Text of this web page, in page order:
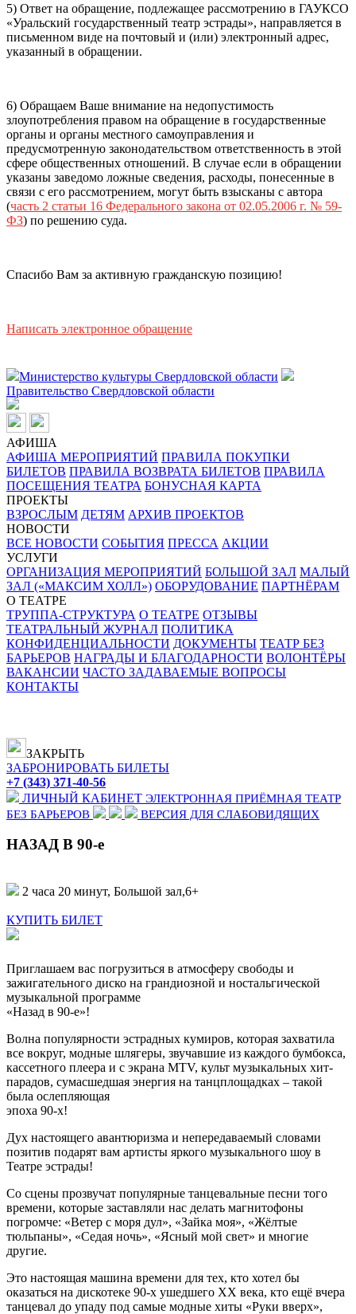
5) Ответ на обращение, подлежащее рассмотрению в ГАУКСО
«Уральский государственный театр эстрады», направляется в
письменном виде на почтовый и (или) электронный адрес,
указанный в обращении.
6) Обращаем Ваше внимание на недопустимость
злоупотребления правом на обращение в государственные
органы и органы местного самоуправления и
предусмотренную законодательством ответственность в этой
сфере общественных отношений. В случае если в обращении
указаны заведомо ложные сведения, расходы, понесенные в
связи с его рассмотрением, могут быть взысканы с автора
(часть 2 статьи 16 Федерального закона от 02.05.2006 г. № 59-
ФЗ) по решению суда.
Спасибо Вам за активную гражданскую позицию!
Написать электронное обращение
Министерство культуры Свердловской области
Правительство Свердловской области
АФИША
АФИША МЕРОПРИЯТИЙ ПРАВИЛА ПОКУПКИ
БИЛЕТОВ ПРАВИЛА ВОЗВРАТА БИЛЕТОВ ПРАВИЛА
ПОСЕЩЕНИЯ ТЕАТРА БОНУСНАЯ КАРТА
ПРОЕКТЫ
ВЗРОСЛЫМ ДЕТЯМ АРХИВ ПРОЕКТОВ
НОВОСТИ
ВСЕ НОВОСТИ СОБЫТИЯ ПРЕССА АКЦИИ
УСЛУГИ
ОРГАНИЗАЦИЯ МЕРОПРИЯТИЙ БОЛЬШОЙ ЗАЛ МАЛЫЙ
ЗАЛ («МАКСИМ ХОЛЛ») ОБОРУДОВАНИЕ ПАРТНЁРАМ
О ТЕАТРЕ
ТРУППА-СТРУКТУРА О ТЕАТРЕ ОТЗЫВЫ
ТЕАТРАЛЬНЫЙ ЖУРНАЛ ПОЛИТИКА
КОНФИДЕНЦИАЛЬНОСТИ ДОКУМЕНТЫ ТЕАТР БЕЗ
БАРЬЕРОВ НАГРАДЫ И БЛАГОДАРНОСТИ ВОЛОНТЁРЫ
ВАКАНСИИ ЧАСТО ЗАДАВАЕМЫЕ ВОПРОСЫ
КОНТАКТЫ
ЗАКРЫТЬ
ЗАБРОНИРОВАТЬ БИЛЕТЫ
+7 (343) 371-40-56
ЛИЧНЫЙ КАБИНЕТ ЭЛЕКТРОННАЯ ПРИЁМНАЯ ТЕАТР
БЕЗ БАРЬЕРОВ
ВЕРСИЯ ДЛЯ СЛАБОВИДЯЩИХ
НАЗАД В 90-е
2 часа 20 минут, Большой зал,6+
КУПИТЬ БИЛЕТ
Приглашаем вас погрузиться в атмосферу свободы и
зажигательного диско на грандиозной и ностальгической
музыкальной программе
«Назад в 90-е»!
Волна популярности эстрадных кумиров, которая захватила
все вокруг, модные шлягеры, звучавшие из каждого бумбокса,
кассетного плеера и с экрана MTV, культ музыкальных хит-
парадов, сумасшедшая энергия на танцплощадках – такой
была ослепляющая
эпоха 90-х!
Дух настоящего авантюризма и непередаваемый словами
позитив подарят вам артисты яркого музыкального шоу в
Театре эстрады!
Со сцены прозвучат популярные танцевальные песни того
времени, которые заставляли нас делать магнитофоны
погромче: «Ветер с моря дул», «Зайка моя», «Жёлтые
тюльпаны», «Седая ночь», «Ясный мой свет» и многие
другие.
Это настоящая машина времени для тех, кто хотел бы
оказаться на дискотеке 90-х ушедшего ХХ века, кто ещё вчера
танцевал до упаду под самые модные хиты «Руки вверх»,